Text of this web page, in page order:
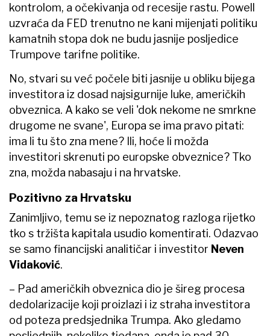
kontrolom, a očekivanja od recesije rastu. Powell
uzvraća da FED trenutno ne kani mijenjati politiku
kamatnih stopa dok ne budu jasnije posljedice
Trumpove tarifne politike.
No, stvari su već počele biti jasnije u obliku bijega
investitora iz dosad najsigurnije luke, američkih
obveznica. A kako se veli 'dok nekome ne smrkne
drugome ne svane', Europa se ima pravo pitati:
ima li tu što zna mene? Ili, hoće li možda
investitori skrenuti po europske obveznice? Tko
zna, možda nabasaju i na hrvatske.
Pozitivno za Hrvatsku
Zanimljivo, temu se iz nepoznatog razloga rijetko
tko s tržišta kapitala usudio komentirati. Odazvao
se samo financijski analitičar i investitor Neven
Vidaković.
– Pad američkih obveznica dio je šireg procesa
dedolarizacije koji proizlazi i iz straha investitora
od poteza predsjednika Trumpa. Ako gledamo